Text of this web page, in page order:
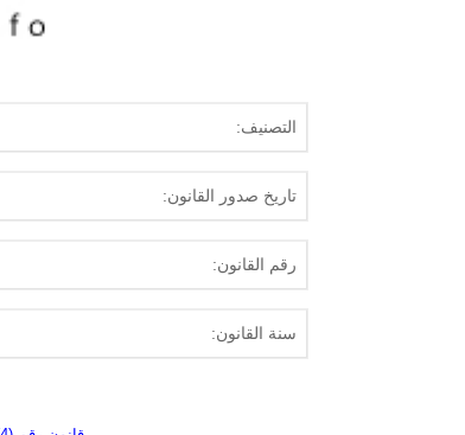
التصنيف:
تاريخ صدور القانون:
رقم القانون:
سنة القانون: